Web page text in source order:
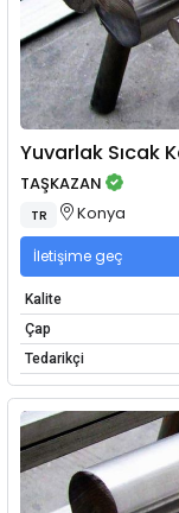
Yuvarlak Sıcak
TAŞKAZAN
TR Konya
İletişime geç
Kalite
Çap
Tedarikçi